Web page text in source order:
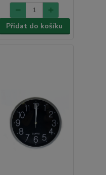
Přidat do košíku